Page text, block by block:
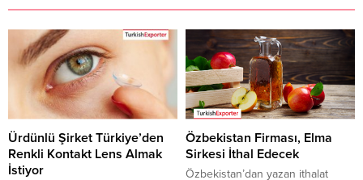
Ürdünlü Şirket Türkiye’den
Renkli Kontakt Lens Almak
İstiyor
Özbekistan Firması, Elma
Sirkesi İthal Edecek
Özbekistan’dan yazan ithalat